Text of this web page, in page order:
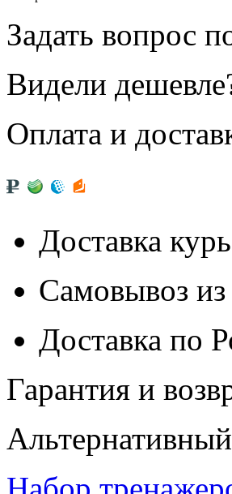
Задать вопрос
Видели
Оплата и
Доставка
Самовывоз из
Доставка по
Гарантия и